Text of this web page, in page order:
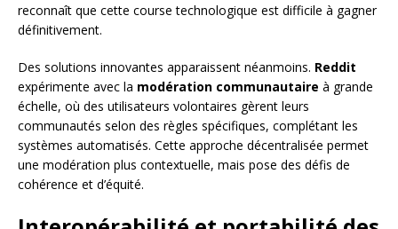
reconnaît que cette course technologique est difficile à gagner
définitivement.
Des solutions innovantes apparaissent néanmoins. Reddit
expérimente avec la modération communautaire à grande
échelle, où des utilisateurs volontaires gèrent leurs
communautés selon des règles spécifiques, complétant les
systèmes automatisés. Cette approche décentralisée permet
une modération plus contextuelle, mais pose des défis de
cohérence et d’équité.